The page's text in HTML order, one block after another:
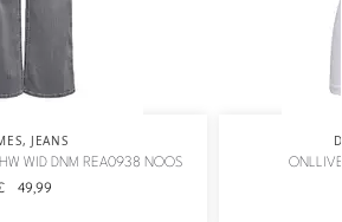
, JEANS
WID DNM REA0938 NOOS
49,99